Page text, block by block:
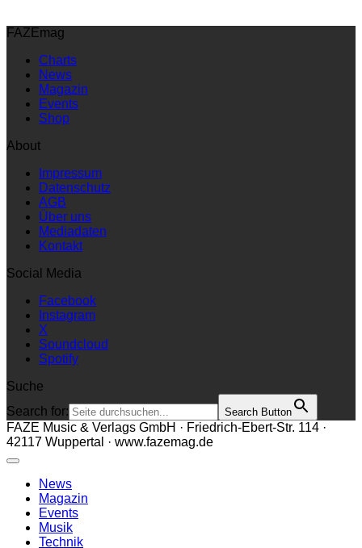
FAZEmag
Charts
News
Magazin
Events
Shop
About
Impressum
Datenschutz
AGB
Über uns
Mediadaten
Kontakt
Social Media
Facebook
Instagram
X
Soundcloud
Spotify
Suche
Search for:
Search Button
FAZE Music & Verlags GmbH · Friedrich-Ebert-Str. 114 ·
42117 Wuppertal · www.fazemag.de
News
Magazin
Events
Musik
Technik